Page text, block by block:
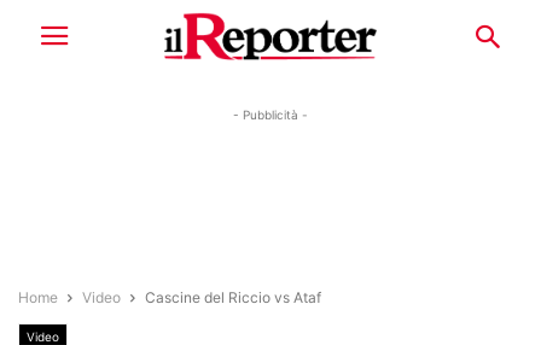
- Pubblicità -
Home Video Cascine del Riccio vs Ataf
Video